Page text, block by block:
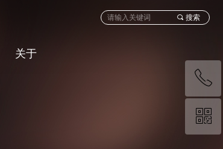
关于
끠 搜索
ꂅ
13194264018
ꀥ